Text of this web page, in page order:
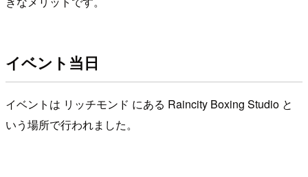
イベント当日
イベントは リッチモンド にある Raincity Boxing Studio と
いう場所で行われました。